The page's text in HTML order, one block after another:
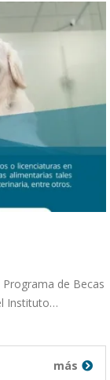
de Becas
Instituto…
más